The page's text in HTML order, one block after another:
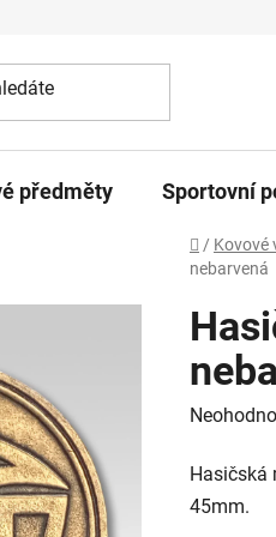
předměty Sportovní
Domů
/ Kovové
nebarvená
Průměrné
produktu
je
Hasičská
45mm.